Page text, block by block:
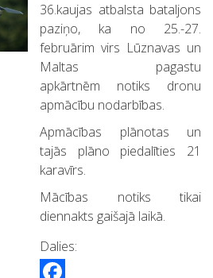
36.kaujas atbalsta bataljons
paziņo, ka no 25.-27.
februārim virs Lūznavas un
Maltas pagastu
apkārtnēm notiks dronu
apmācību nodarbības.
Apmācības plānotas un
tajās plāno piedalīties 21
karavīrs.
Mācības notiks tikai
diennakts gaišajā laikā.
Dalies: